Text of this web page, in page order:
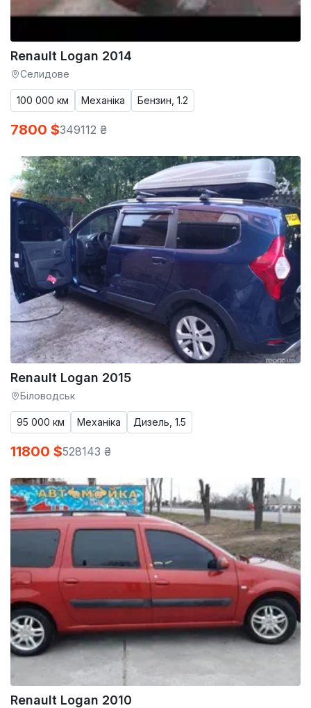
Renault Logan 2014
Селидове
100 000 км Механіка Бензин, 1.2
7800 $349112 ₴
Renault Logan 2015
Біловодськ
95 000 км Механіка Дизель, 1.5
11800 $528143 ₴
Renault Logan 2010